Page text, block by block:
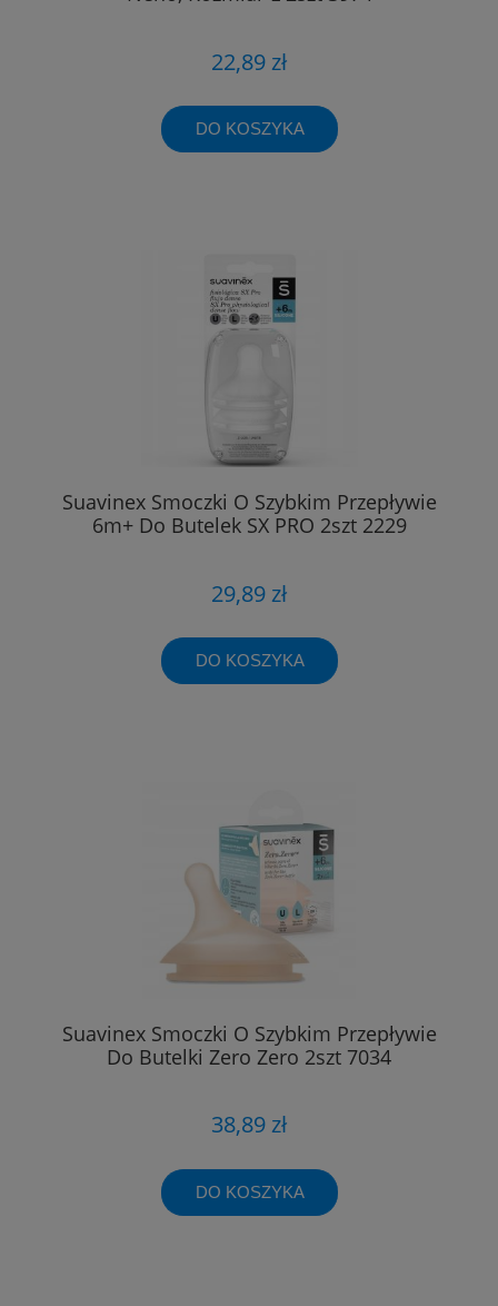
22,89 zł
DO KOSZYKA
Suavinex Smoczki O Szybkim Przepływie
6m+ Do Butelek SX PRO 2szt 2229
29,89 zł
DO KOSZYKA
Suavinex Smoczki O Szybkim Przepływie
Do Butelki Zero Zero 2szt 7034
38,89 zł
DO KOSZYKA